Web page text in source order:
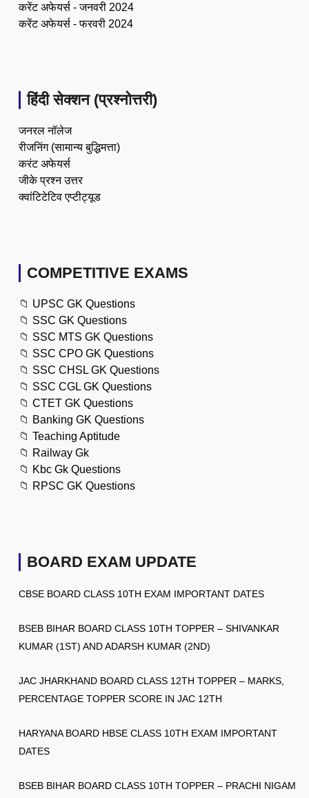
करेंट अफेयर्स - जनवरी 2024
करेंट अफेयर्स - फरवरी 2024
हिंदी सेक्शन (प्रश्नोत्तरी)
जनरल नॉलेज
रीजनिंग (सामान्य बुद्धिमत्ता)
करंट अफेयर्स
जीके प्रश्न उत्तर
क्वांटिटेटिव एप्टीट्यूड
COMPETITIVE EXAMS
📁 UPSC GK Questions
📁 SSC GK Questions
📁 SSC MTS GK Questions
📁 SSC CPO GK Questions
📁 SSC CHSL GK Questions
📁 SSC CGL GK Questions
📁 CTET GK Questions
📁 Banking GK Questions
📁 Teaching Aptitude
📁 Railway Gk
📁 Kbc Gk Questions
📁 RPSC GK Questions
BOARD EXAM UPDATE
CBSE BOARD CLASS 10TH EXAM IMPORTANT DATES
BSEB BIHAR BOARD CLASS 10TH TOPPER – SHIVANKAR
KUMAR (1ST) AND ADARSH KUMAR (2ND)
JAC JHARKHAND BOARD CLASS 12TH TOPPER – MARKS,
PERCENTAGE TOPPER SCORE IN JAC 12TH
HARYANA BOARD HBSE CLASS 10TH EXAM IMPORTANT
DATES
BSEB BIHAR BOARD CLASS 10TH TOPPER – PRACHI NIGAM